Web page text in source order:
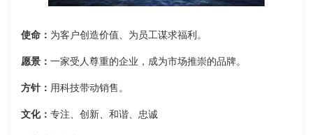
使命： 为客户创造价值、为员工谋求福利。
愿景： 一家受人尊重的企业，成为市场推崇的品牌。
方针： 用科技带动销售。
文化： 专注、创新、和谐、忠诚